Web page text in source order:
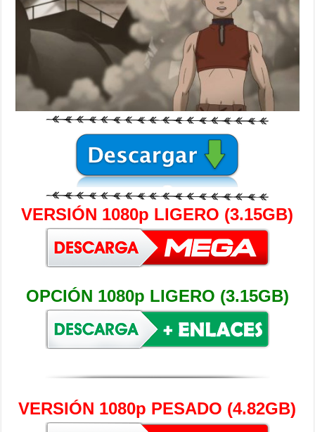
VERSIÓN 1080p LIGERO (3.15GB)
OPCIÓN 1080p LIGERO (3.15GB)
VERSIÓN 1080p PESADO (4.82GB)